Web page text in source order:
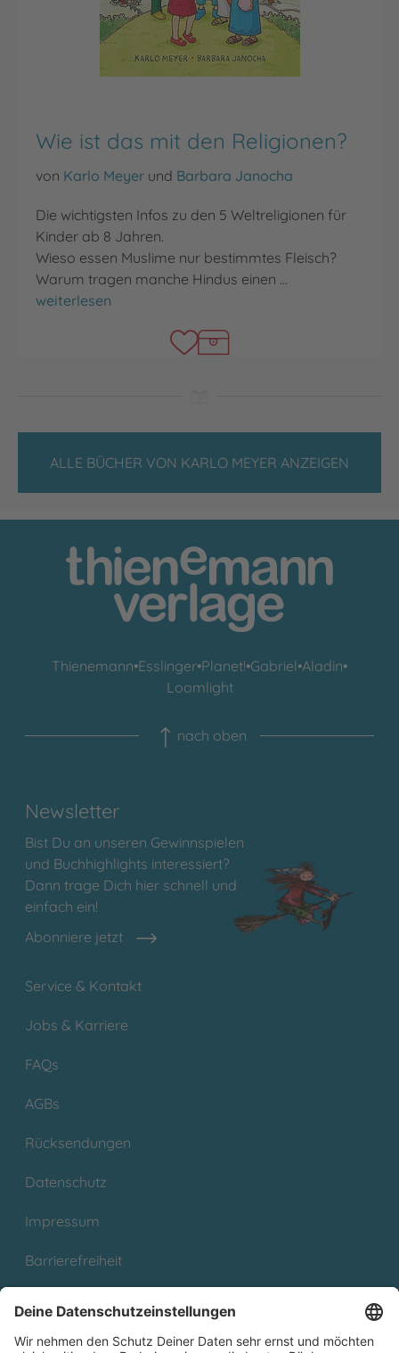
Wie ist das mit den Religionen?
von Karlo Meyer und Barbara Janocha
Die wichtigsten Infos zu den 5 Weltreligionen für
Kinder ab 8 Jahren.
Wieso essen Muslime nur bestimmtes Fleisch?
Warum tragen manche Hindus einen …
Wie ist das mit den Religionen?
weiterlesen
ALLE BÜCHER VON KARLO MEYER ANZEIGEN
Thienemann•Esslinger•Planet!•Gabriel•Aladin•
Loomlight
nach oben
Newsletter
Bist Du an unseren Gewinnspielen
und Buchhighlights interessiert?
Dann trage Dich hier schnell und
einfach ein!
Abonniere jetzt
Service & Kontakt
Jobs & Karriere
FAQs
AGBs
Rücksendungen
Datenschutz
Impressum
Barrierefreiheit
Partnerprogramm (Affiliate)